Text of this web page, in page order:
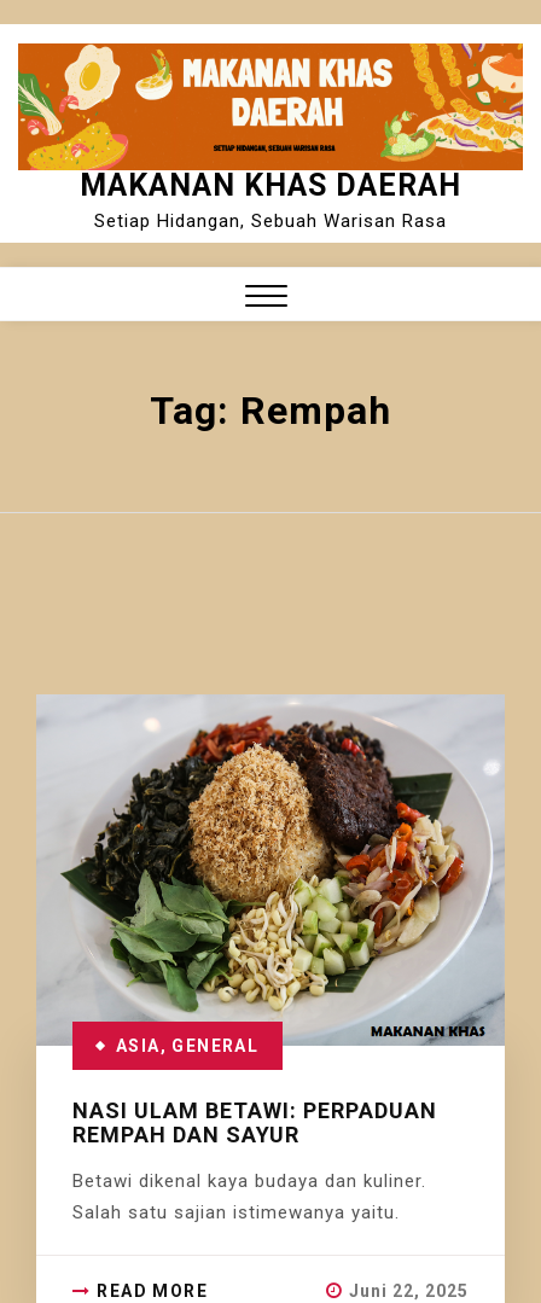
Skip
content
MAKANAN KHAS DAERAH
Setiap Hidangan, Sebuah Warisan Rasa
Tag: Rempah
ASIA, GENERAL
NASI ULAM BETAWI: PERPADUAN
REMPAH DAN SAYUR
Betawi dikenal kaya budaya dan kuliner.
Salah satu sajian istimewanya yaitu.
READ MORE Juni 22, 2025